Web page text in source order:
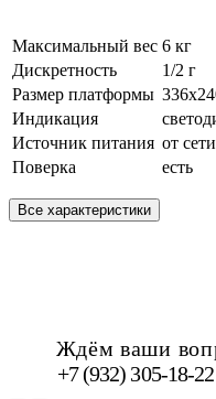
Максимальный вес 6 кг
Дискретность
1/2 г
Размер платформы
Индикация
Источник питания от
Поверка
есть
Все характеристики
Ждём ваши
+7 (932) 305-18-